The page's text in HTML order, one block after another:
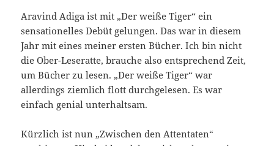
Aravind Adiga ist mit „Der weiße Tiger“ ein
sensationelles Debüt gelungen. Das war in diesem
Jahr mit eines meiner ersten Bücher. Ich bin nicht
die Ober-Leseratte, brauche also entsprechend Zeit,
um Bücher zu lesen. „Der weiße Tiger“ war
allerdings ziemlich flott durchgelesen. Es war
einfach genial unterhaltsam.
Kürzlich ist nun „Zwischen den Attentaten“